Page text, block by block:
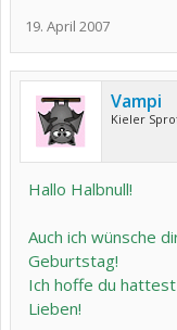
19. April 2007
Vampi
Kieler
Hallo Halbnull!
Auch ich wünsche
Geburtstag!
Ich hoffe du
Lieben!